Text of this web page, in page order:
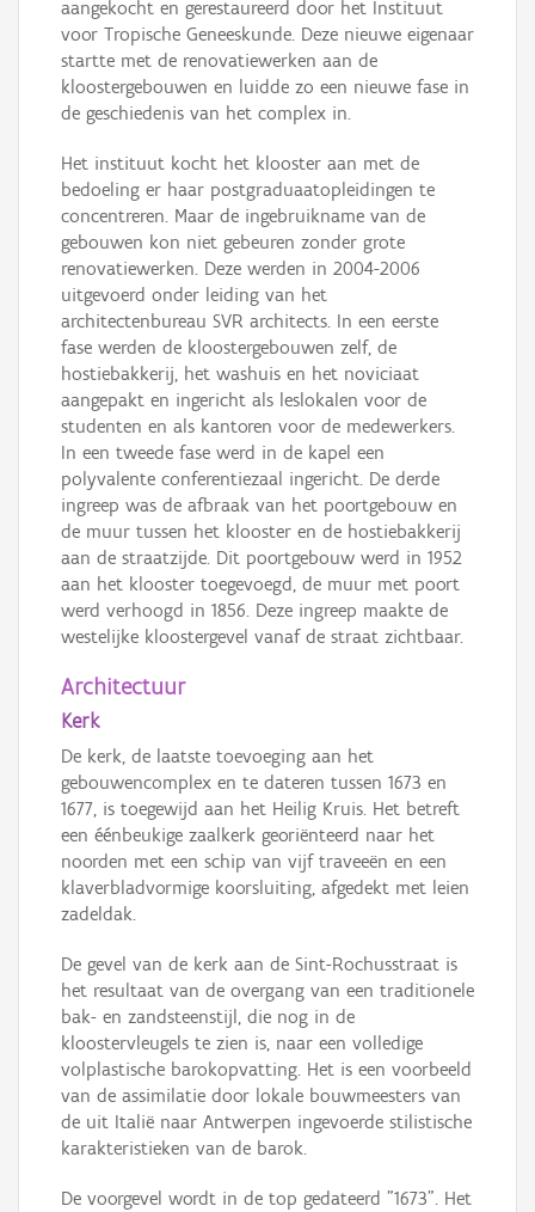
aangekocht en gerestaureerd door het Instituut
voor Tropische Geneeskunde. Deze nieuwe eigenaar
startte met de renovatiewerken aan de
kloostergebouwen en luidde zo een nieuwe fase in
de geschiedenis van het complex in.
Het instituut kocht het klooster aan met de
bedoeling er haar postgraduaatopleidingen te
concentreren. Maar de ingebruikname van de
gebouwen kon niet gebeuren zonder grote
renovatiewerken. Deze werden in 2004-2006
uitgevoerd onder leiding van het
architectenbureau SVR architects. In een eerste
fase werden de kloostergebouwen zelf, de
hostiebakkerij, het washuis en het noviciaat
aangepakt en ingericht als leslokalen voor de
studenten en als kantoren voor de medewerkers.
In een tweede fase werd in de kapel een
polyvalente conferentiezaal ingericht. De derde
ingreep was de afbraak van het poortgebouw en
de muur tussen het klooster en de hostiebakkerij
aan de straatzijde. Dit poortgebouw werd in 1952
aan het klooster toegevoegd, de muur met poort
werd verhoogd in 1856. Deze ingreep maakte de
westelijke kloostergevel vanaf de straat zichtbaar.
Architectuur
Kerk
De kerk, de laatste toevoeging aan het
gebouwencomplex en te dateren tussen 1673 en
1677, is toegewijd aan het Heilig Kruis. Het betreft
een éénbeukige zaalkerk georiënteerd naar het
noorden met een schip van vijf traveeën en een
klaverbladvormige koorsluiting, afgedekt met leien
zadeldak.
De gevel van de kerk aan de Sint-Rochusstraat is
het resultaat van de overgang van een traditionele
bak- en zandsteenstijl, die nog in de
kloostervleugels te zien is, naar een volledige
volplastische barokopvatting. Het is een voorbeeld
van de assimilatie door lokale bouwmeesters van
de uit Italië naar Antwerpen ingevoerde stilistische
karakteristieken van de barok.
De voorgevel wordt in de top gedateerd "1673". Het